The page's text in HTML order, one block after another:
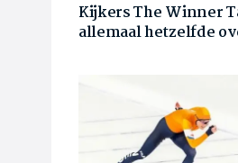
Kijkers The Winner
allemaal hetzelfde